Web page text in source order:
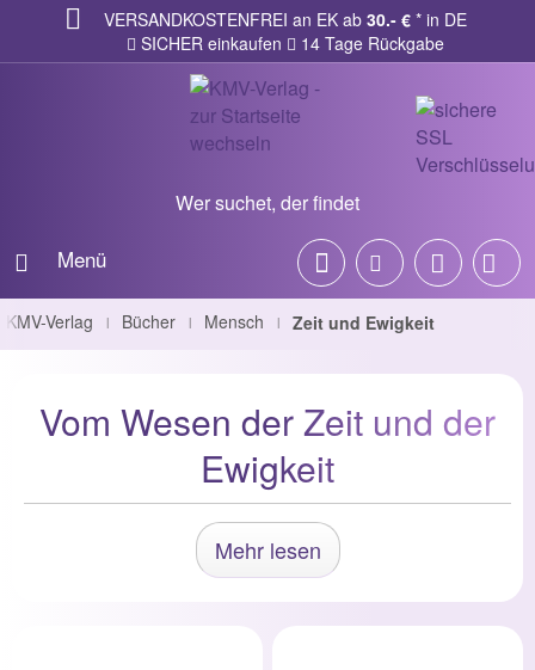
VERSANDKOSTENFREI an EK ab 30.- € * in DE
SICHER einkaufen
14 Tage Rückgabe
Wer suchet, der findet
Menü
KMV-Verlag | Bücher | Mensch | Zeit und Ewigkeit
Vom Wesen der Zeit und der
Ewigkeit
Mehr lesen